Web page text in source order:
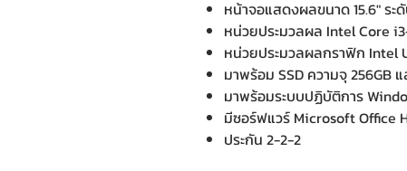
หน้าจอแสดงผลขนาด 15.6" ระดั
หน่วยประมวลผล Intel Core
หน่วยประมวลผลกราฟิก Intel
มาพร้อม SSD ความจุ 256GB แ
มาพร้อมระบบปฏิบัติการ
มีซอร์ฟแวร์ Microsoft Office
ประกัน 2-2-2